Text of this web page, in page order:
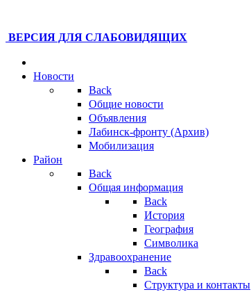
ВЕРСИЯ ДЛЯ СЛАБОВИДЯЩИХ
Новости
Back
Общие новости
Объявления
Лабинск-фронту (Архив)
Мобилизация
Район
Back
Общая информация
Back
История
География
Символика
Здравоохранение
Back
Структура и контакты